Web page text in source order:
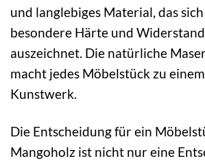
und langlebiges Material, das
besondere Härte und
auszeichnet. Die natürliche
macht jedes Möbelstück zu
Kunstwerk.
Die Entscheidung für ein
Mangoholz ist nicht nur eine